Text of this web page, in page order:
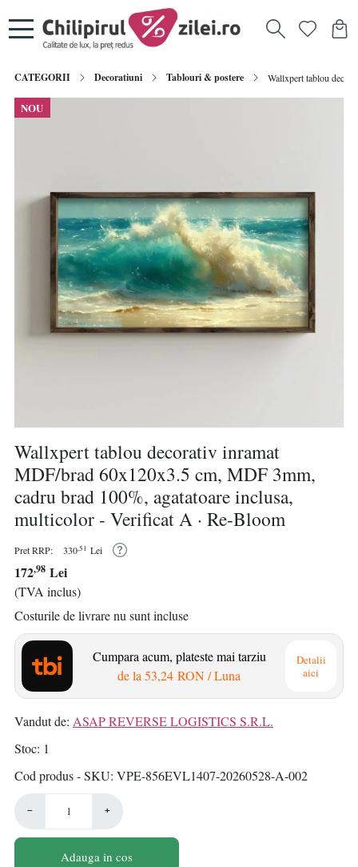
CATEGORII Decoratiuni Tablouri & postere Wallxpert tablou
NOU
Wallxpert tablou decorativ inramat
MDF/brad 60x120x3.5 cm, MDF 3mm,
cadru brad 100%, agatatoare inclusa,
multicolor - Verificat A · Re-Bloom
Pret RRP: 330,51 Lei
172,98 Lei
(TVA inclus)
Costurile de livrare nu sunt incluse
Cumpara acum, plateste mai tarziu
de la 53,24 RON/ Luna
Detalii
aici
Vandut de: ASAP REVERSE LOGISTICS S.R.L.
Stoc 1
Cod produs - SKU VPE-856EVL1407-20260528-A-002
− +
Adauga in cos